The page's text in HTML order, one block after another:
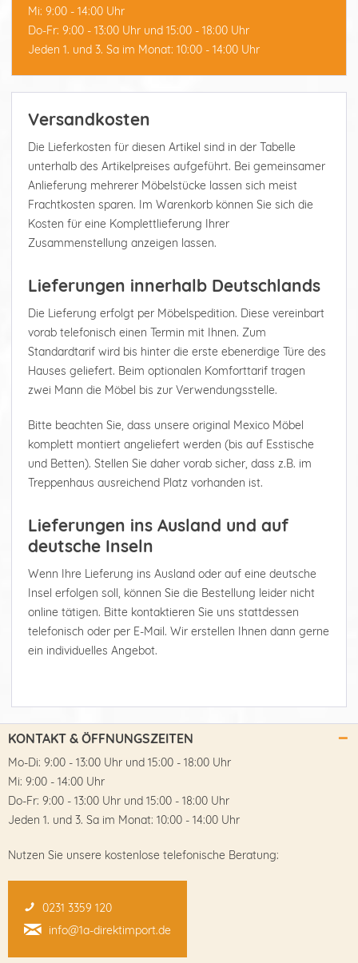
Mi: 9:00 - 14:00 Uhr
Do-Fr: 9:00 - 13:00 Uhr und 15:00 - 18:00 Uhr
Jeden 1. und 3. Sa im Monat: 10:00 - 14:00 Uhr
Versandkosten
Die Lieferkosten für diesen Artikel sind in der Tabelle
unterhalb des Artikelpreises aufgeführt. Bei gemeinsamer
Anlieferung mehrerer Möbelstücke lassen sich meist
Frachtkosten sparen. Im Warenkorb können Sie sich die
Kosten für eine Komplettlieferung Ihrer
Zusammenstellung anzeigen lassen.
Lieferungen innerhalb Deutschlands
Die Lieferung erfolgt per Möbelspedition. Diese vereinbart
vorab telefonisch einen Termin mit Ihnen. Zum
Standardtarif wird bis hinter die erste ebenerdige Türe des
Hauses geliefert. Beim optionalen Komforttarif tragen
zwei Mann die Möbel bis zur Verwendungsstelle.
Bitte beachten Sie, dass unsere original Mexico Möbel
komplett montiert angeliefert werden (bis auf Esstische
und Betten). Stellen Sie daher vorab sicher, dass z.B. im
Treppenhaus ausreichend Platz vorhanden ist.
Lieferungen ins Ausland und auf
deutsche Inseln
Wenn Ihre Lieferung ins Ausland oder auf eine deutsche
Insel erfolgen soll, können Sie die Bestellung leider nicht
online tätigen. Bitte kontaktieren Sie uns stattdessen
telefonisch oder per E-Mail. Wir erstellen Ihnen dann gerne
ein individuelles Angebot.
KONTAKT & ÖFFNUNGSZEITEN
Mo-Di: 9:00 - 13:00 Uhr und 15:00 - 18:00 Uhr
Mi: 9:00 - 14:00 Uhr
Do-Fr: 9:00 - 13:00 Uhr und 15:00 - 18:00 Uhr
Jeden 1. und 3. Sa im Monat: 10:00 - 14:00 Uhr
Nutzen Sie unsere kostenlose telefonische Beratung:
0231 3359 120
info@1a-direktimport.de